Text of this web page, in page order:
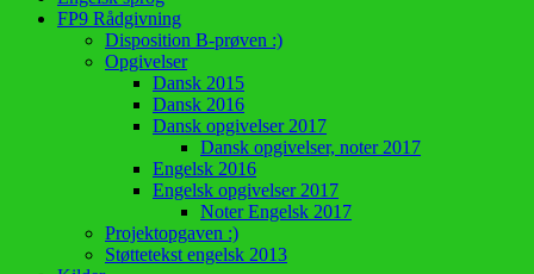
FP9 Rådgivning
Disposition B-prøven :)
Opgivelser
Dansk 2015
Dansk 2016
Dansk opgivelser 2017
Dansk opgivelser, noter 2017
Engelsk 2016
Engelsk opgivelser 2017
Noter Engelsk 2017
Projektopgaven :)
Støttetekst engelsk 2013